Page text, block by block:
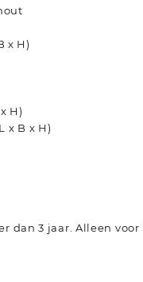
x H)
H)
x B x H)
dan 3 jaar. Alleen